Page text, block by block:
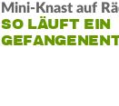
Mini-Knast auf
SO LÄUFT EIN